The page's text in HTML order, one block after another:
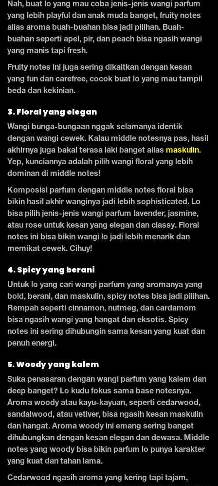
Nah, buat lo yang mau coba jenis-jenis wangi parfum
yang lebih playful dan anak muda banget, fruity notes
alias aroma buah-buahan bisa jadi pilihan. Buah-
buahan seperti apel, pir, dan peach bisa ngasih wangi
yang manis tapi fresh.
Fruity notes ini juga sering dikaitkan dengan kesan
yang fun dan carefree, cocok buat lo yang mau tampil
beda dan kekinian.
3. Floral yang elegan
Wangi bunga-bungaan nggak selamanya identik
dengan wangi cewek. Kalau middle notesnya pas, hasil
akhirnya juga bakal terasa laki banget alias maskulin.
Yep, kunciannya adalah pilih wangi floral yang lebih
dominan di middle notes!
Komposisi parfum dengan middle notes floral bisa
bikin hasil akhir wanginya jadi lebih sophisticated. Lo
bisa pilih jenis-jenis wangi parfum lavender, jasmine,
atau rose untuk kesan yang elegan dan classy. Floral
notes ini bisa bikin wangi lo jadi lebih menarik dan
memikat cewek. Cihuy!
4. Spicy yang berani
Untuk lo yang cari wangi parfum yang aromanya yang
bold, berani, dan maskulin, spicy notes bisa jadi pilihan.
Rempah seperti cinnamon, nutmeg, dan cardamom
bisa ngasih wangi yang hangat dan eksotis. Spicy
notes ini sering dihubungin sama kesan yang kuat dan
penuh energi.
5. Woody yang kalem
Suka penasaran dengan wangi parfum yang kalem dan
deep banget? Lo kudu fokus sama base notesnya.
Aroma woody atau kayu-kayuan, seperti cedarwood,
sandalwood, atau vetiver, bisa ngasih kesan maskulin
dan hangat. Aroma woody ini emang sering banget
dihubungkan dengan kesan elegan dan dewasa. Middle
notes yang woody bisa bikin parfum lo punya karakter
yang kuat dan tahan lama.
Cedarwood ngasih aroma yang kering tapi tajam,